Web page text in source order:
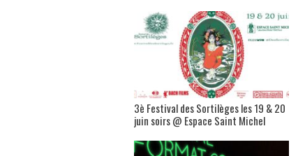
3è Festival des Sortilèges les 19 & 20
juin soirs @ Espace Saint Michel